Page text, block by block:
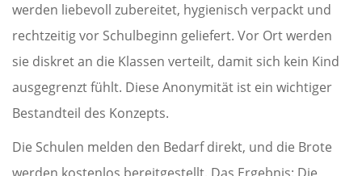
werden liebevoll zubereitet, hygienisch verpackt und
rechtzeitig vor Schulbeginn geliefert. Vor Ort werden
sie diskret an die Klassen verteilt, damit sich kein Kind
ausgegrenzt fühlt. Diese Anonymität ist ein wichtiger
Bestandteil des Konzepts.
Die Schulen melden den Bedarf direkt, und die Brote